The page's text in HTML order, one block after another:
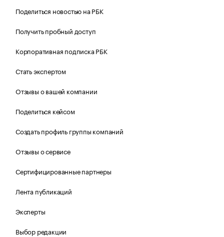
Поделиться новостью на РБК
Получить пробный доступ
Корпоративная подписка РБК
Стать экспертом
Отзывы о вашей компании
Поделиться кейсом
Создать профиль группы компаний
Отзывы о сервисе
Сертифицированные партнеры
Лента публикаций
Эксперты
Выбор редакции